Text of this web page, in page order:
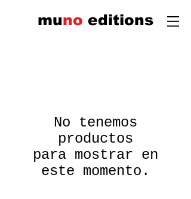
muno editions
No tenemos
productos
para mostrar en
este momento.